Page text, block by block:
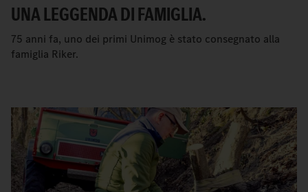
UNA LEGGENDA DI FAMIGLIA.
75 anni fa, uno dei primi Unimog è stato consegnato alla
famiglia Riker.